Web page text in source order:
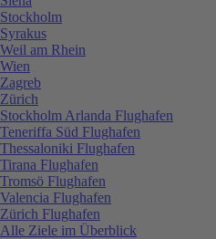
Stockholm
Syrakus
Weil am Rhein
Wien
Zagreb
Zürich
Stockholm Arlanda Flughafen
Teneriffa Süd Flughafen
Thessaloniki Flughafen
Tirana Flughafen
Tromsö Flughafen
Valencia Flughafen
Zürich Flughafen
Alle Ziele im Überblick